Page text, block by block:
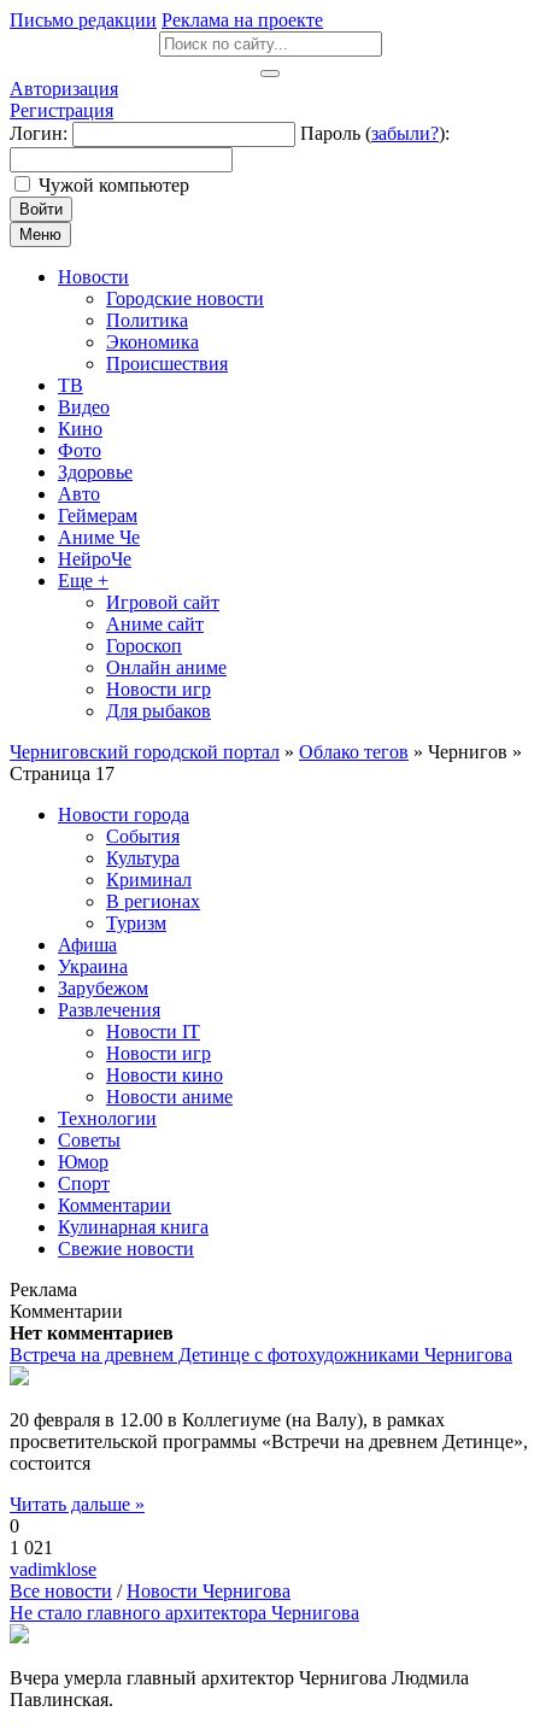
Письмо редакции Реклама на проекте
Авторизация
Регистрация
Логин:
Пароль (забыли?):
Чужой компьютер
Войти
Меню
Новости
Городские новости
Политика
Экономика
Происшествия
ТВ
Видео
Кино
Фото
Здоровье
Авто
Геймерам
Аниме Че
НейроЧе
Еще +
Игровой сайт
Аниме сайт
Гороскоп
Онлайн аниме
Новости игр
Для рыбаков
Черниговский городской портал » Облако тегов » Чернигов »
Страница 17
Новости города
События
Культура
Криминал
В регионах
Туризм
Афиша
Украина
Зарубежом
Развлечения
Новости IT
Новости игр
Новости кино
Новости аниме
Технологии
Советы
Юмор
Спорт
Комментарии
Кулинарная книга
Свежие новости
Реклама
Комментарии
Нет комментариев
Встреча на древнем Детинце с фотохудожниками Чернигова
20 февраля в 12.00 в Коллегиуме (на Валу), в рамках
просветительской программы «Встречи на древнем Детинце»,
состоится
Читать дальше »
0
1 021
vadimklose
Все новости /Новости Чернигова
Не стало главного архитектора Чернигова
Вчера умерла главный архитектор Чернигова Людмила
Павлинская.